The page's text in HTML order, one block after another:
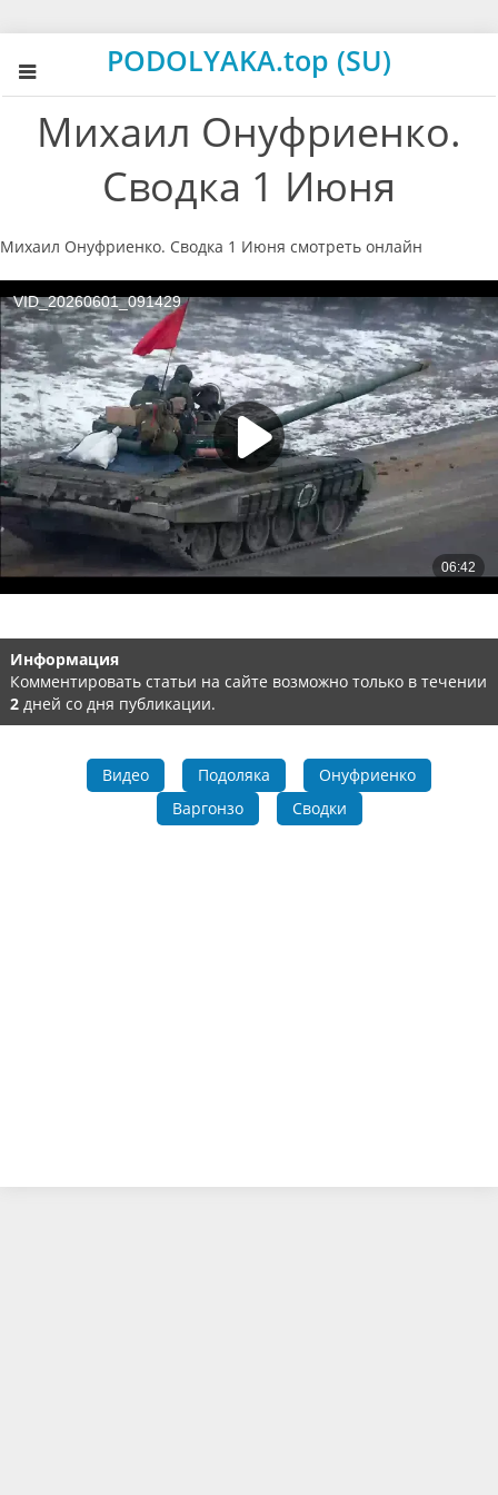
PODOLYAKA.top (SU)
Михаил Онуфриенко.
Сводка 1 Июня
Михаил Онуфриенко. Сводка 1 Июня смотреть онлайн
Информация
Комментировать статьи на сайте возможно только в течении
2 дней со дня публикации.
Видео Подоляка
Онуфриенко
Варгонзо
Сводки